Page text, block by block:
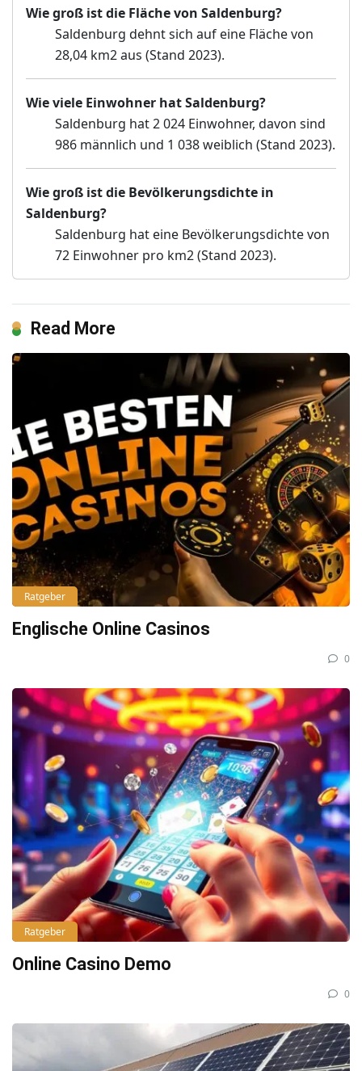
Wie groß ist die Fläche von Saldenburg?
Saldenburg dehnt sich auf eine Fläche von
28,04 km2 aus (Stand 2023).
Wie viele Einwohner hat Saldenburg?
Saldenburg hat 2 024 Einwohner, davon sind
986 männlich und 1 038 weiblich (Stand 2023).
Wie groß ist die Bevölkerungsdichte in
Saldenburg?
Saldenburg hat eine Bevölkerungsdichte von
72 Einwohner pro km2 (Stand 2023).
Read More
Ratgeber
Englische Online Casinos
0
Ratgeber
Online Casino Demo
0